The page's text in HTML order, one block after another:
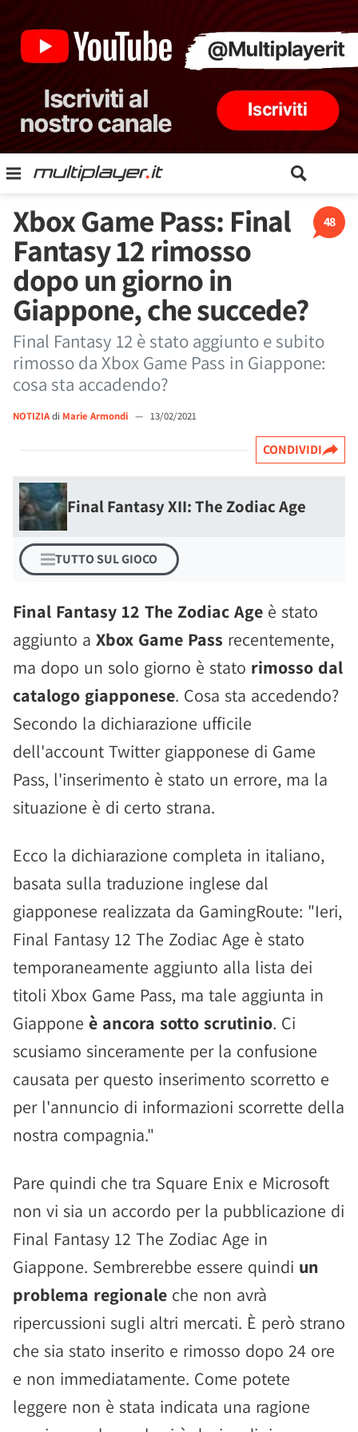
48
Xbox Game Pass: Final
Fantasy 12 rimosso
dopo un giorno in
Giappone, che succede?
Final Fantasy 12 è stato aggiunto e subito
rimosso da Xbox Game Pass in Giappone:
cosa sta accadendo?
NOTIZIAdi Marie Armondi — 13/02/2021
CONDIVIDI
Final Fantasy XII: The Zodiac Age
TUTTO SUL GIOCO
Final Fantasy 12 The Zodiac Age è stato
aggiunto a Xbox Game Pass recentemente,
ma dopo un solo giorno è stato rimosso dal
catalogo giapponese. Cosa sta accedendo?
Secondo la dichiarazione ufficile
dell'account Twitter giapponese di Game
Pass, l'inserimento è stato un errore, ma la
situazione è di certo strana.
Ecco la dichiarazione completa in italiano,
basata sulla traduzione inglese dal
giapponese realizzata da GamingRoute: "Ieri,
Final Fantasy 12 The Zodiac Age è stato
temporaneamente aggiunto alla lista dei
titoli Xbox Game Pass, ma tale aggiunta in
Giappone è ancora sotto scrutinio. Ci
scusiamo sinceramente per la confusione
causata per questo inserimento scorretto e
per l'annuncio di informazioni scorrette della
nostra compagnia."
Pare quindi che tra Square Enix e Microsoft
non vi sia un accordo per la pubblicazione di
Final Fantasy 12 The Zodiac Age in
Giappone. Sembrerebbe essere quindi un
problema regionale che non avrà
ripercussioni sugli altri mercati. È però strano
che sia stato inserito e rimosso dopo 24 ore
e non immediatamente. Come potete
leggere non è stata indicata una ragione